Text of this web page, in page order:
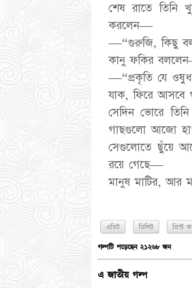
শেষ রাতে তিনি
করলেন—
—“গুরুজি, কিছু
কানু ফকির
—“প্রকৃতি যে
যাক, ফিরে আসবে
সেদিন ভোরে
গাছগুলো আজো
সেগুলোতে ছুঁয়ে
রয়ে গেছে—
এডিট ডিলিট প্রিন্ট
গল্পটি পড়েছেন ২১২৬৮ জন
এ জাতীয় গল্প